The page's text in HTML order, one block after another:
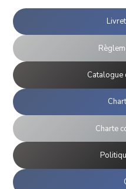
Catalogue
Charte